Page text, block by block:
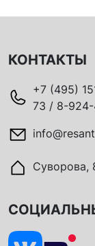
КОНТАКТЫ
+7 (495)
73 / 8-
Суворова,